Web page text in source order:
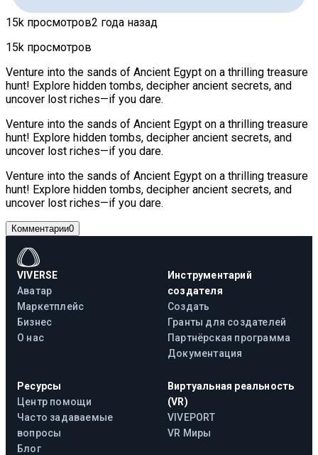
15k просмотров2 года назад
15k просмотров
Venture into the sands of Ancient Egypt on a thrilling treasure
hunt! Explore hidden tombs, decipher ancient secrets, and
uncover lost riches—if you dare.
Venture into the sands of Ancient Egypt on a thrilling treasure
hunt! Explore hidden tombs, decipher ancient secrets, and
uncover lost riches—if you dare.
Venture into the sands of Ancient Egypt on a thrilling treasure
hunt! Explore hidden tombs, decipher ancient secrets, and
uncover lost riches—if you dare.
Комментарии0
VIVERSE
Аватар
Маркетплейс
Бизнес
О нас
Инструментарий
создателя
Создать
Гранты для создателей
Партнёрская программа
Документация
Ресурсы
Центр помощи
Часто задаваемые
вопросы
Блог
Виртуальная реальность
(VR)
VIVEPORT
VR Миры